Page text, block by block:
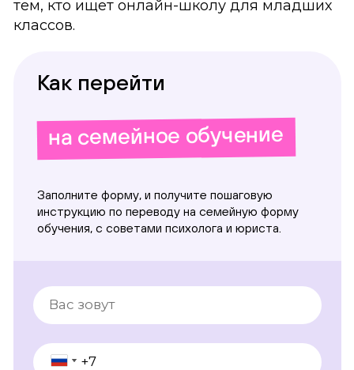
тем, кто ищет онлайн-школу для младших
классов.
Как перейти
на семейное обучение
Заполните форму, и получите пошаговую
инструкцию по переводу на семейную форму
обучения, с советами психолога и юриста.